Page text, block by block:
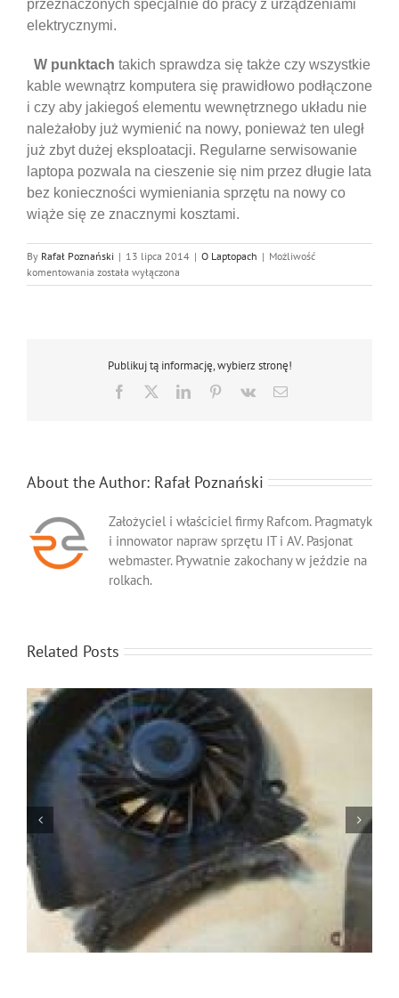
przeznaczonych specjalnie do pracy z urządzeniami
elektrycznymi.
W punktach takich sprawdza się także czy wszystkie
kable wewnątrz komputera się prawidłowo podłączone
i czy aby jakiegoś elementu wewnętrznego układu nie
należałoby już wymienić na nowy, ponieważ ten uległ
już zbyt dużej eksploatacji. Regularne serwisowanie
laptopa pozwala na cieszenie się nim przez długie lata
bez konieczności wymieniania sprzętu na nowy co
wiąże się ze znacznymi kosztami.
By Rafał Poznański | 13 lipca 2014 | O Laptopach | Możliwość
komentowania Konserwacja
laptopa
została wyłączona
Publikuj tą informację, wybierz stronę!
Facebook LinkedInPinterest
Vk Email
About the Author: Rafał Poznański
Założyciel i właściciel firmy Rafcom. Pragmatyk
i innowator napraw sprzętu IT i AV. Pasjonat
webmaster. Prywatnie zakochany w jeździe na
rolkach.
Related Posts
Jak oszczędzać baterię w laptopie?